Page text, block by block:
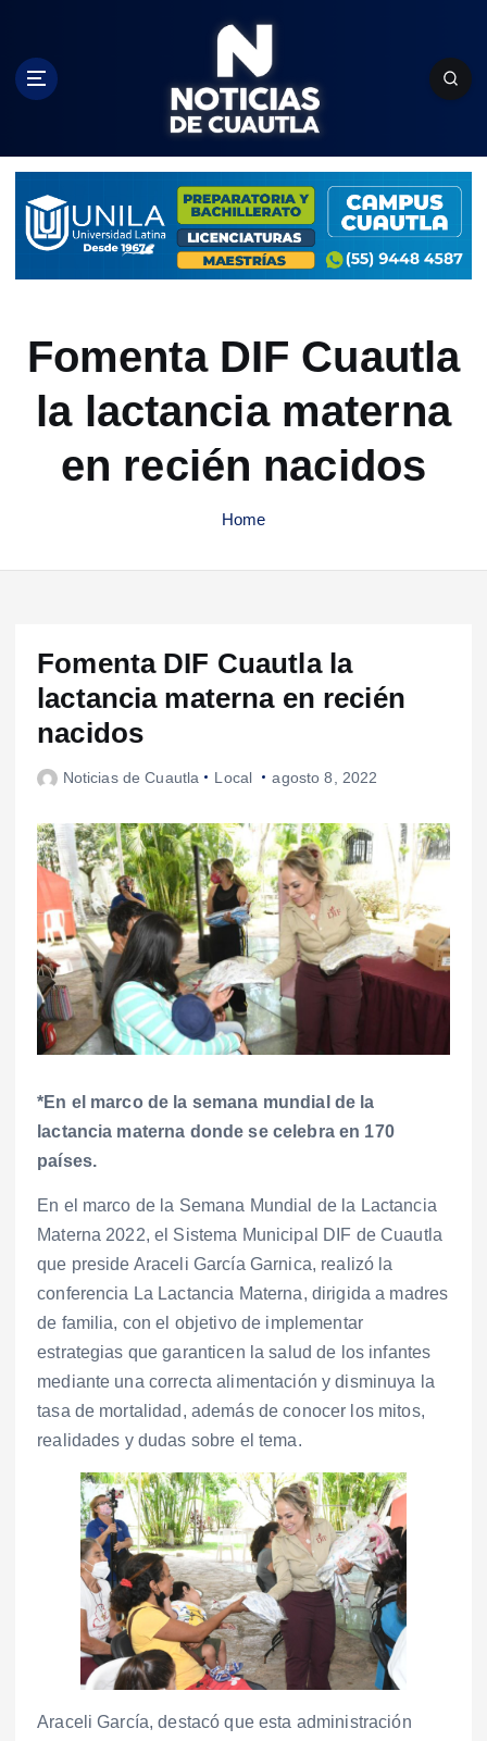
c
Fomenta DIF Cuautla
la lactancia materna
en recién nacidos
Home
Fomenta DIF Cuautla la
lactancia materna en recién
nacidos
Noticias de Cuautla Local agosto 8, 2022
*En el marco de la semana mundial de la
lactancia materna donde se celebra en 170
países.
En el marco de la Semana Mundial de la Lactancia
Materna 2022, el Sistema Municipal DIF de Cuautla
que preside Araceli García Garnica, realizó la
conferencia La Lactancia Materna, dirigida a madres
de familia, con el objetivo de implementar
estrategias que garanticen la salud de los infantes
mediante una correcta alimentación y disminuya la
tasa de mortalidad, además de conocer los mitos,
realidades y dudas sobre el tema.
Araceli García, destacó que esta administración